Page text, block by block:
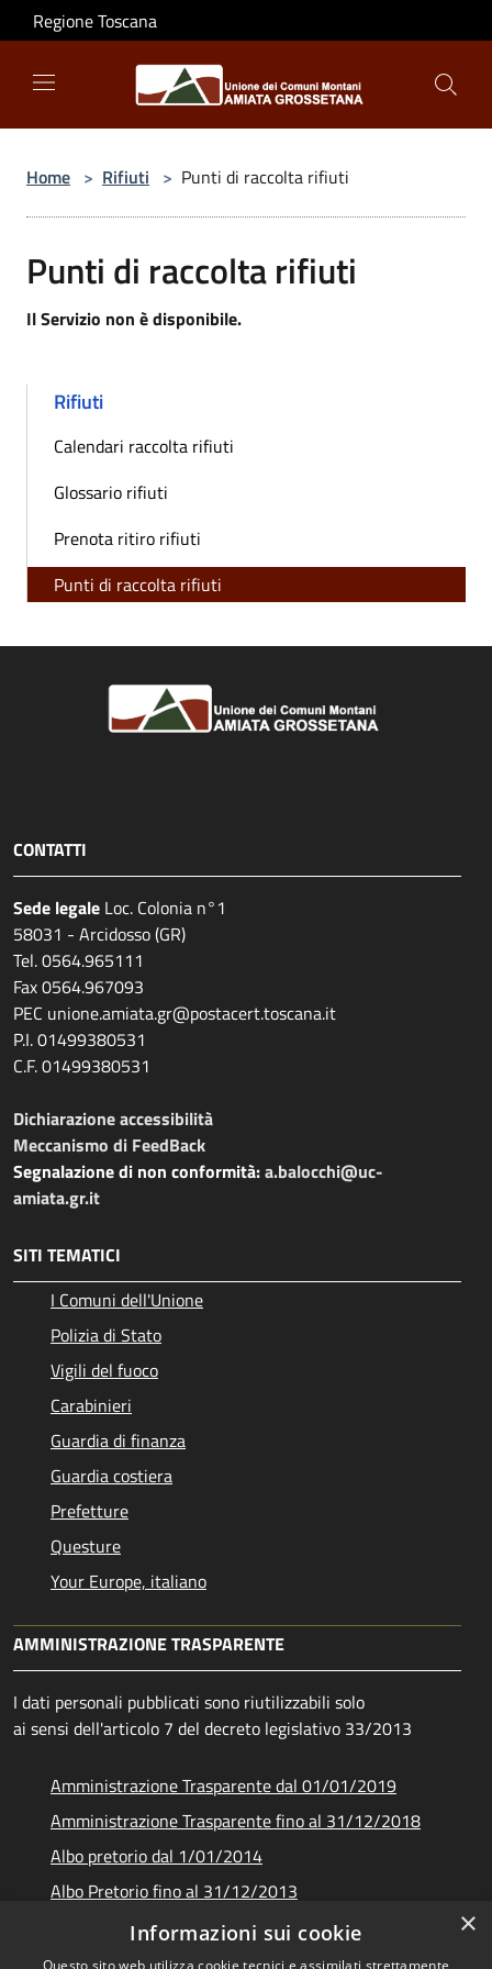
Salta al contenuto principale
Regione Toscana
Home > Rifiuti > Punti di raccolta rifiuti
Punti di raccolta rifiuti
Il Servizio non è disponibile.
Rifiuti
Calendari raccolta rifiuti
Glossario rifiuti
Prenota ritiro rifiuti
Punti di raccolta rifiuti
CONTATTI
Sede legale Loc. Colonia n°1
58031 - Arcidosso (GR)
Tel. 0564.965111
Fax 0564.967093
PEC unione.amiata.gr@postacert.toscana.it
P.I. 01499380531
C.F. 01499380531
Dichiarazione accessibilità
Meccanismo di FeedBack
Segnalazione di non conformità:a.balocchi@uc-
amiata.gr.it
SITI TEMATICI
I Comuni dell'Unione
Polizia di Stato
Vigili del fuoco
Carabinieri
Guardia di finanza
Guardia costiera
Prefetture
Questure
Your Europe, italiano
AMMINISTRAZIONE TRASPARENTE
I dati personali pubblicati sono riutilizzabili solo
ai sensi dell'articolo 7 del decreto legislativo 33/2013
Amministrazione Trasparente dal 01/01/2019
Amministrazione Trasparente fino al 31/12/2018
Albo pretorio dal 1/01/2014
Albo Pretorio fino al 31/12/2013
Documenti e dati
×
Informazioni sui cookie
Questo sito web utilizza cookie tecnici e assimilati strettamente